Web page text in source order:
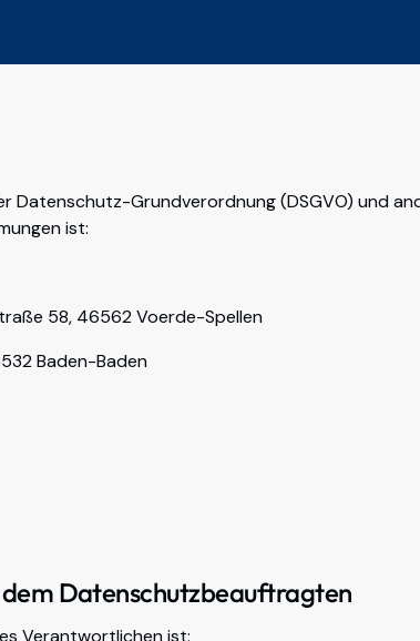
Datenschutz-Grundverordnung (DSGVO) und
ist:
58, 46562 Voerde-Spellen
Baden-Baden
Datenschutzbeauftragten
Verantwortlichen ist: